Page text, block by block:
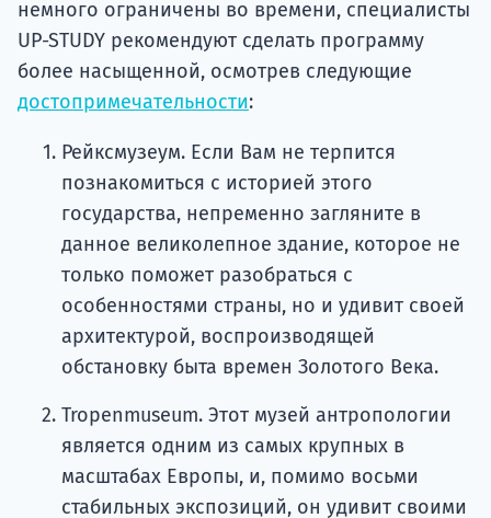
немного ограничены во времени, специалисты
UP-STUDY рекомендуют сделать программу
более насыщенной, осмотрев следующие
достопримечательности:
Рейксмузеум. Если Вам не терпится
познакомиться с историей этого
государства, непременно загляните в
данное великолепное здание, которое не
только поможет разобраться с
особенностями страны, но и удивит своей
архитектурой, воспроизводящей
обстановку быта времен Золотого Века.
Tropenmuseum. Этот музей антропологии
является одним из самых крупных в
масштабах Европы, и, помимо восьми
стабильных экспозиций, он удивит своими